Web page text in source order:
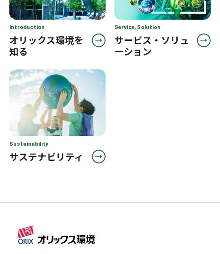
Introduction
オリックス環境を
知る
Service, Solution
サービス・ソリュ
ーション
Sustainability
サステナビリティ